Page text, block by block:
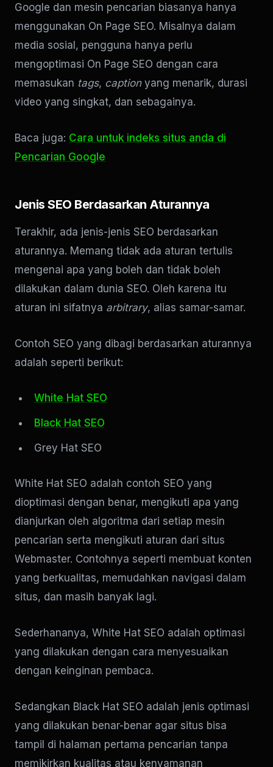
Google dan mesin pencarian biasanya hanya
menggunakan On Page SEO. Misalnya dalam
media sosial, pengguna hanya perlu
mengoptimasi On Page SEO dengan cara
memasukan tags, captionyang menarik, durasi
video yang singkat, dan sebagainya.
Baca juga: Cara untuk indeks situs anda di
Pencarian Google
Jenis SEO Berdasarkan Aturannya
Terakhir, ada jenis-jenis SEO berdasarkan
aturannya. Memang tidak ada aturan tertulis
mengenai apa yang boleh dan tidak boleh
dilakukan dalam dunia SEO. Oleh karena itu
aturan ini sifatnya arbitrary, alias samar-samar.
Contoh SEO yang dibagi berdasarkan aturannya
adalah seperti berikut:
White Hat SEO
Black Hat SEO
Grey Hat SEO
White Hat SEO adalah contoh SEO yang
dioptimasi dengan benar, mengikuti apa yang
dianjurkan oleh algoritma dari setiap mesin
pencarian serta mengikuti aturan dari situs
Webmaster. Contohnya seperti membuat konten
yang berkualitas, memudahkan navigasi dalam
situs, dan masih banyak lagi.
Sederhananya, White Hat SEO adalah optimasi
yang dilakukan dengan cara menyesuaikan
dengan keinginan pembaca.
Sedangkan Black Hat SEO adalah jenis optimasi
yang dilakukan benar-benar agar situs bisa
tampil di halaman pertama pencarian tanpa
memikirkan kualitas atau kenyamanan